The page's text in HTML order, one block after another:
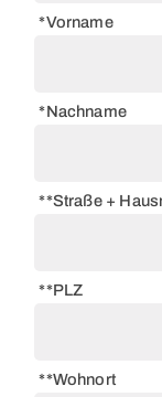
*Vorname
*Nachname
**Straße +
**PLZ
**Wohnort